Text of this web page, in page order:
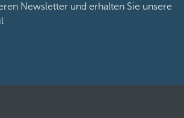
Newsletter und erhalten Sie unsere